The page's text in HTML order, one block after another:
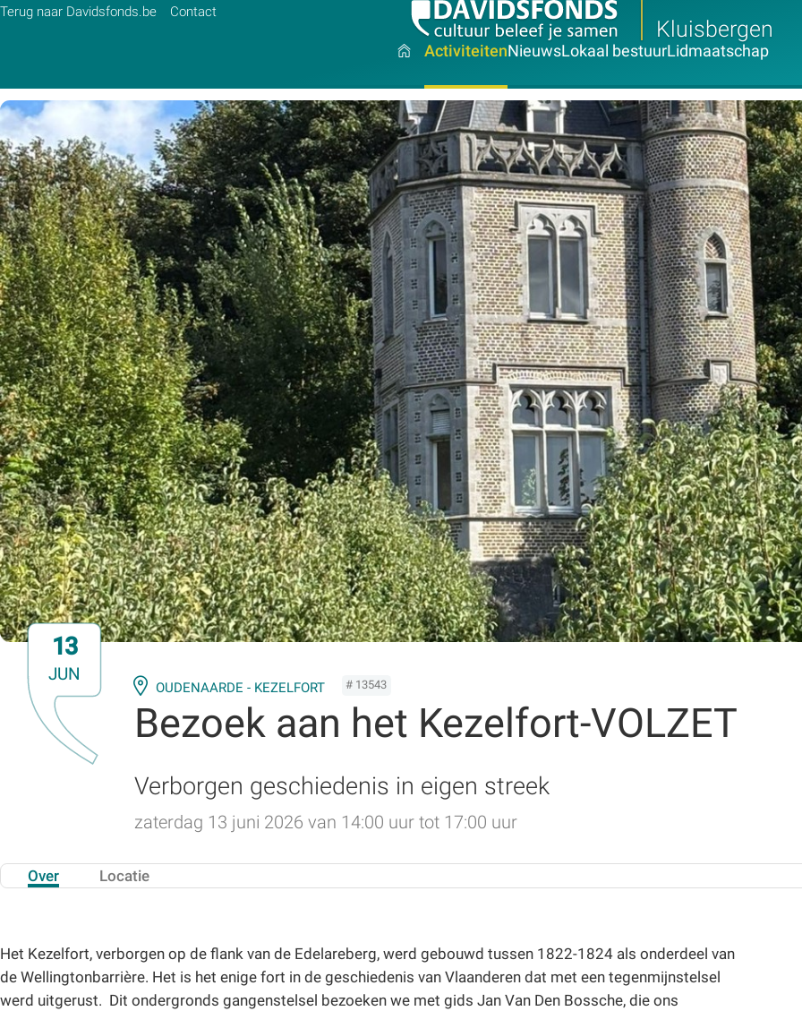
Terug naar Davidsfonds.be Contact
Kluisbergen
ActiviteitenNieuwsLokaal bestuurLidmaatschap
13
JUN
OUDENAARDE - KEZELFORT # 13543
Bezoek aan het Kezelfort-VOLZET
Verborgen geschiedenis in eigen streek
zaterdag 13 juni 2026 van 14:00 uur tot 17:00 uur
Over Locatie
Het Kezelfort, verborgen op de flank van de Edelareberg, werd gebouwd tussen 1822-1824 als onderdeel van
de Wellingtonbarrière. Het is het enige fort in de geschiedenis van Vlaanderen dat met een tegenmijnstelsel
werd uitgerust. Dit ondergronds gangenstelsel bezoeken we met gids Jan Van Den Bossche, die ons
Zoek:
Zoeken